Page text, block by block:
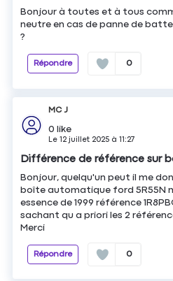
Bonjour à toutes et à tous
neutre en cas de panne de
?
Répondre 0
MC J
0 like
Le12 juillet 2025 à11:27
Différence de référence sur
Bonjour, quelqu'un peut il me
boîte automatique ford 5R55N
essence de 1999 référence
sachant qu a priori les 2
Merci
Répondre 0